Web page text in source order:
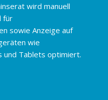
wird manuell
für
sowie Anzeige auf
wie
und Tablets optimiert.